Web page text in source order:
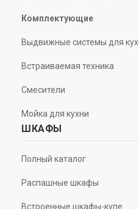
Комплектующие
Выдвижные системы для
Встраиваемая техника
Смесители
Мойка для кухни
ШКАФЫ
Полный каталог
Распашные шкафы
Встроенные шкафы-купе